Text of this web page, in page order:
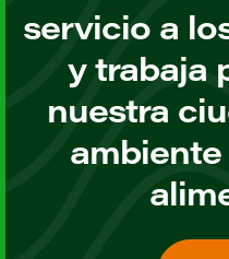
servicio a
y trabaja
nuestra